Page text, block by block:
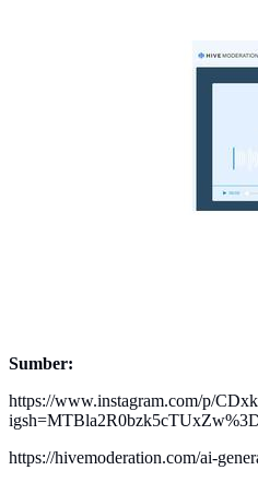
Sumber:
https://www.instagram.com/p/
https://hivemoderation.com/ai-